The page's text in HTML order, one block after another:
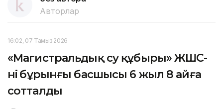
Авторлар
16:02, 07 Тамыз 2026
«Магистральдық су құбыры» ЖШС-
нің бұрынғы басшысы 6 жыл 8 айға
сотталды